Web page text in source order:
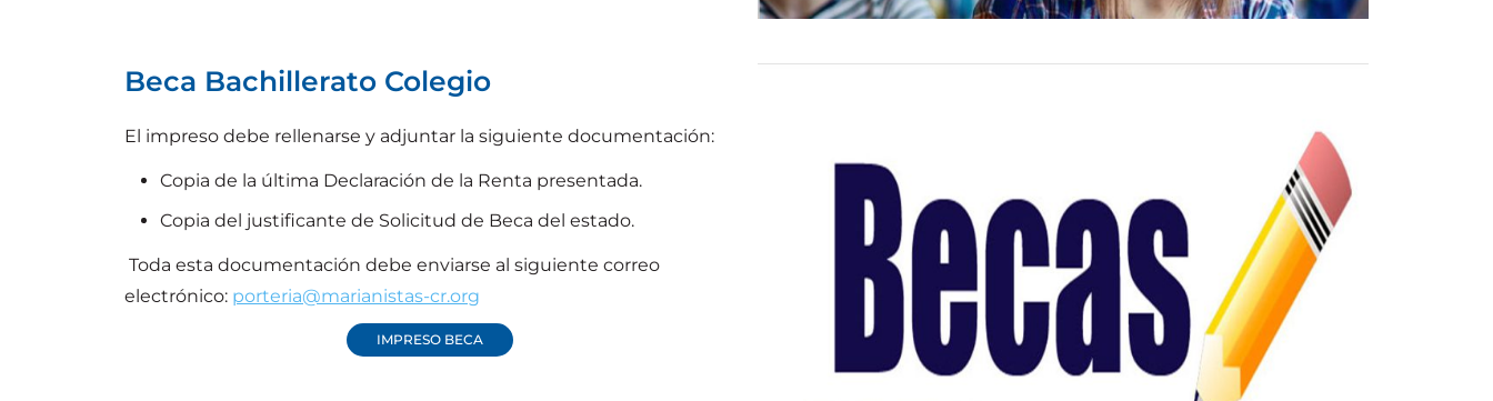
Beca Bachillerato Colegio
El impreso debe rellenarse y adjuntar la siguiente documentación:
Copia de la última Declaración de la Renta presentada.
Copia del justificante de Solicitud de Beca del estado.
Toda esta documentación debe enviarse al siguiente correo
electrónico: porteria@marianistas-cr.org
IMPRESO BECA